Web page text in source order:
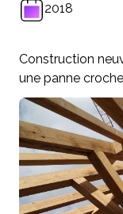
2018
Construction
une panne